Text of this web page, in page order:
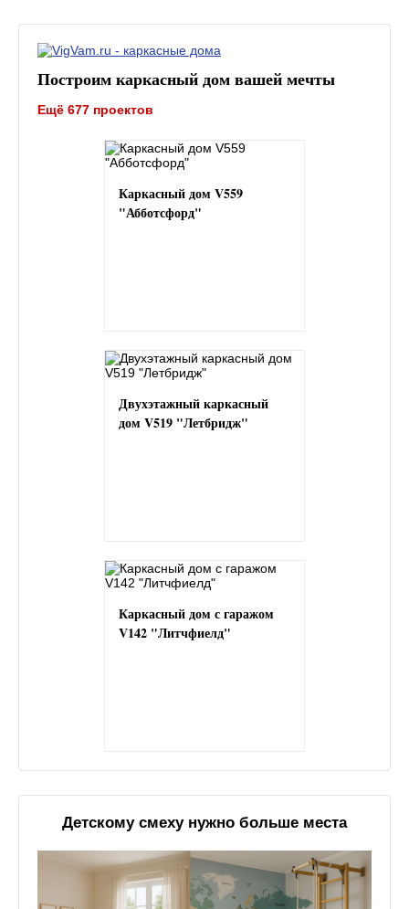
Построим каркасный дом вашей мечты
Ещё 677 проектов
Каркасный дом V559
"Абботсфорд"
Двухэтажный каркасный
дом V519 "Летбридж"
Каркасный дом с гаражом
V142 "Литчфиелд"
Детскому смеху нужно больше места